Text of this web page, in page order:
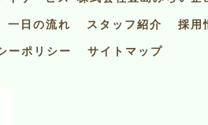
一日の流れ スタッフ紹介 採用
ーポリシー サイトマップ